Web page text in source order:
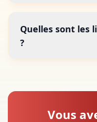
Quelles sont les
?
Vous